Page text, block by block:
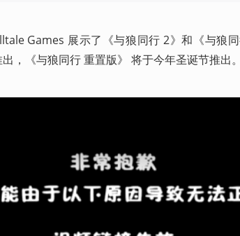
Games 展示了《与狼同行 2》和《与狼同
，《与狼同行 重置版》 将于今年圣诞节推出。